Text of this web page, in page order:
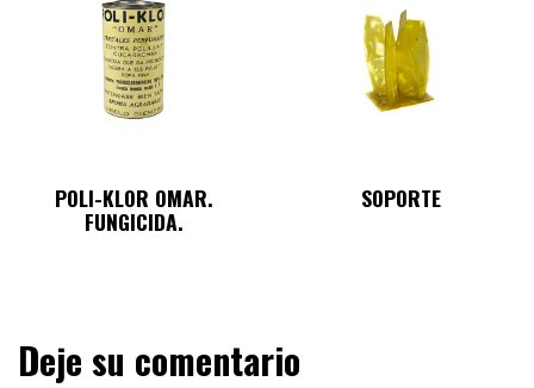
POLI-KLOR OMAR.
FUNGICIDA.
SOPORTE
Deje su comentario